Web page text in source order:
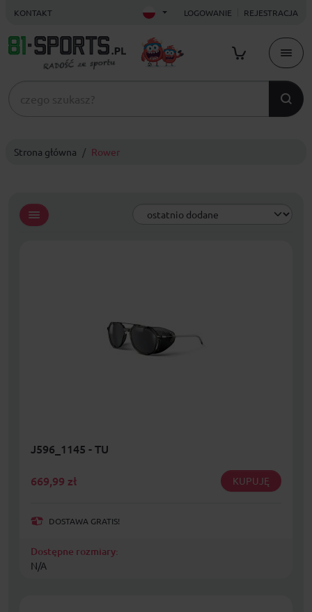
KONTAKT LOGOWANIE REJESTRACJA
Strona główna Rower
J596_1145 - TU
669,99 zł KUPUJĘ
DOSTAWA GRATIS!
Dostępne rozmiary:
N/A